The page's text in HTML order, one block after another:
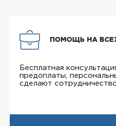
ПОМОЩЬ НА
Бесплатная
предоплаты,
сделают